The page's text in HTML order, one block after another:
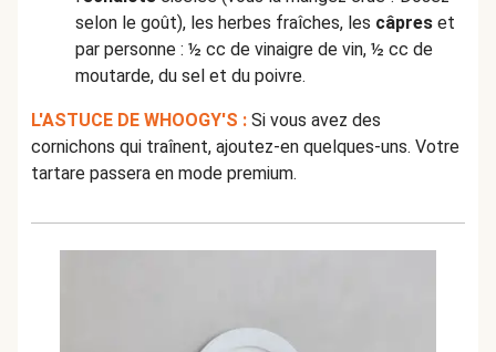
selon le goût), les herbes fraîches, les câpres et
par personne : ½ cc de vinaigre de vin, ½ cc de
moutarde, du sel et du poivre.
L'ASTUCE DE WHOOGY'S : Si vous avez des
cornichons qui traînent, ajoutez-en quelques-uns. Votre
tartare passera en mode premium.